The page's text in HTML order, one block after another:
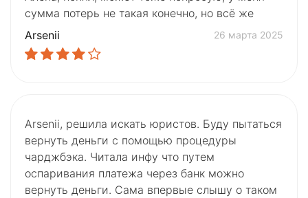
сумма потерь не такая конечно, но всё же
Arsenii
26 марта 2025
Arsenii, решила искать юристов. Буду пытаться
вернуть деньги с помощью процедуры
чарджбэка. Читала инфу что путем
оспаривания платежа через банк можно
вернуть деньги. Сама впервые слышу о таком